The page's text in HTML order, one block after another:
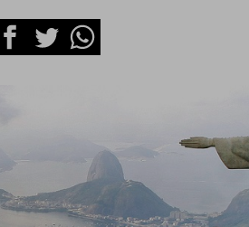
FacebookTwitterWhatsapp